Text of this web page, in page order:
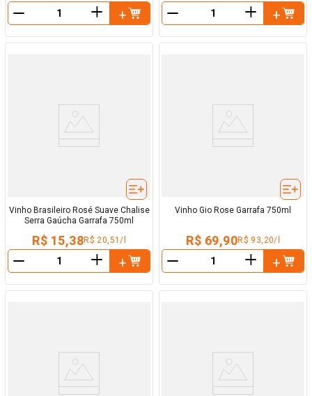
＋ ＋
Vinho Brasileiro Rosé Suave Chalise
Serra Gaúcha Garrafa 750ml
R$ 15,38R$ 20,51/l
＋
Vinho Gio Rose Garrafa 750ml
R$ 69,90R$ 93,20/l
＋